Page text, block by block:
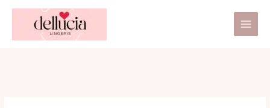
Main